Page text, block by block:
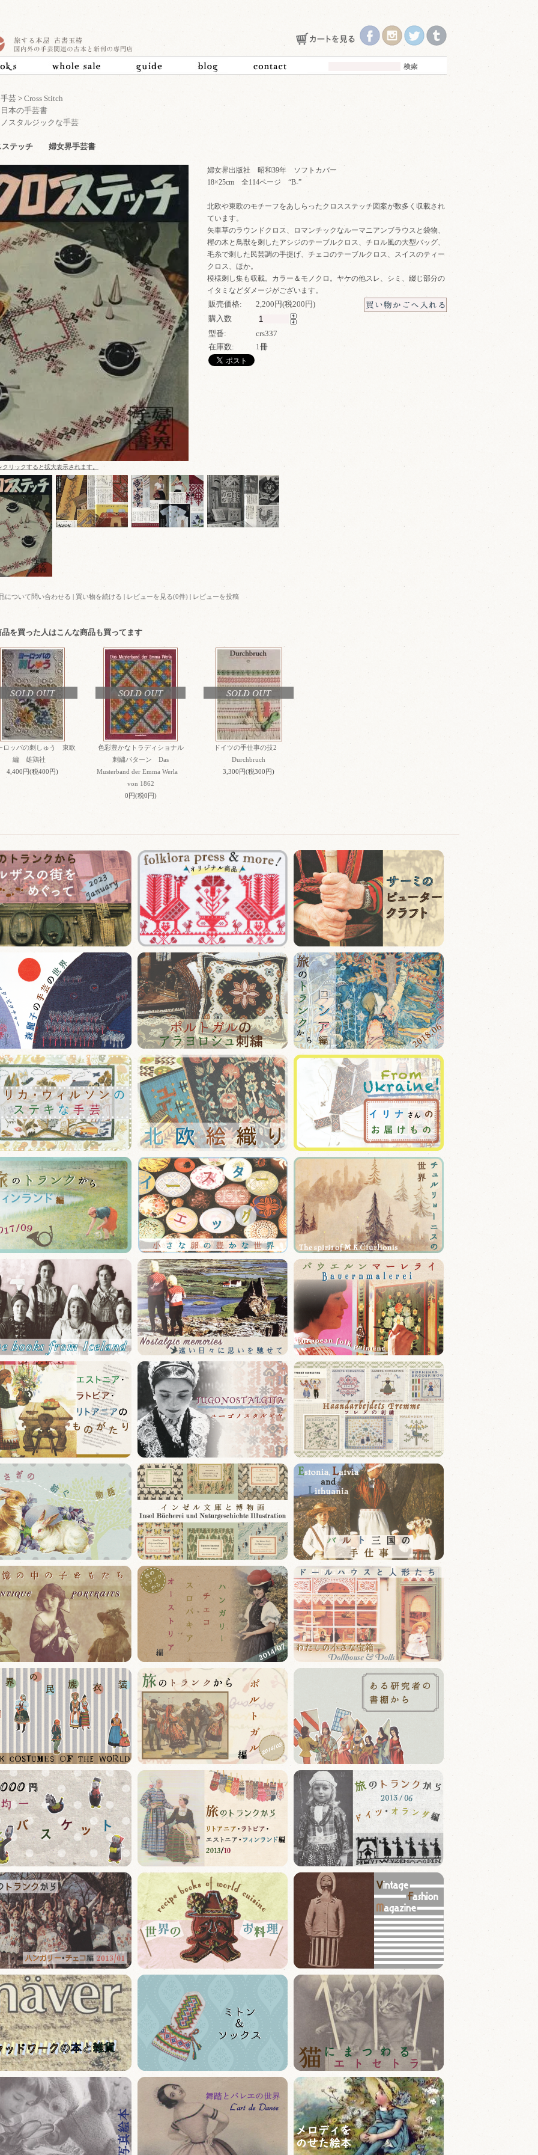
手芸 > Cross Stitch
日本の手芸書
ノスタルジックな手芸
ステッチ 婦女界手芸書
婦女界出版社 昭和39年 ソフトカバー
18×25cm 全114ページ “B-”
北欧や東欧のモチーフをあしらったクロスステッチ図案が数多く収載され
ています。
矢車草のラウンドクロス、ロマンチックなルーマニアンブラウスと袋物、
樫の木と鳥獣を刺したアシジのテーブルクロス、チロル風の大型バッグ、
毛糸で刺した民芸調の手提げ、チェコのテーブルクロス、スイスのティー
クロス、ほか。
模様刺し集も収載。カラー＆モノクロ。ヤケの他スレ、シミ、綴じ部分の
イタミなどダメージがございます。
販売価格:
2,200円(税200円)
購入数
型番:
crs337
在庫数:
1冊
リックすると拡大表示されます。
について問い合わせる 買い物を続ける |レビューを見る(0件) レビューを投稿
品を買った人はこんな商品も買ってます
SOLD OUT
ロッパの刺しゅう 東欧
編 雄鶏社
4,400円(税400円)
SOLD OUT
色彩豊かなトラディショナル
刺繍パターン Das
Musterband der Emma Werla
von 1862
0円(税0円)
SOLD OUT
ドイツの手仕事の技2
Durchbruch
3,300円(税300円)